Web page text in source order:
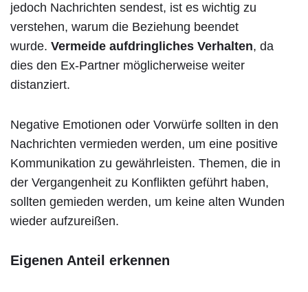
jedoch Nachrichten sendest, ist es wichtig zu
verstehen, warum die Beziehung beendet
wurde. Vermeide aufdringliches Verhalten, da
dies den Ex-Partner möglicherweise weiter
distanziert.
Negative Emotionen oder Vorwürfe sollten in den
Nachrichten vermieden werden, um eine positive
Kommunikation zu gewährleisten. Themen, die in
der Vergangenheit zu Konflikten geführt haben,
sollten gemieden werden, um keine alten Wunden
wieder aufzureißen.
Eigenen Anteil erkennen